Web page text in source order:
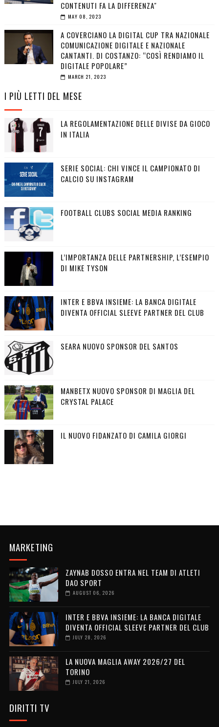
CONTENUTI FA LA DIFFERENZA"
MAY 08, 2023
A COVERCIANO LA DIGITAL CUP TRA NAZIONALE
COMUNICAZIONE DIGITALE E NAZIONALE
CANTANTI. DI COSTANZO: “COSÌ RENDIAMO IL
DIGITALE POPOLARE”
MARCH 21, 2023
I PIÙ LETTI DEL MESE
LA REGOLAMENTAZIONE DELLE DIVISE DA GIOCO
IN ITALIA
SERIE SOCIAL: CHI VINCE IL CAMPIONATO DI
CALCIO SU INSTAGRAM
FOOTBALL CLUBS SOCIAL MEDIA RANKING
L’IMPORTANZA DELLE PARTNERSHIP, L’ESEMPIO
DI MIKE TYSON
INTER E BBVA INSIEME: LA BANCA DIGITALE
DIVENTA OFFICIAL SLEEVE PARTNER DEL CLUB
SEARA NUOVO SPONSOR DEL SANTOS
MANBETX NUOVO SPONSOR DI MAGLIA DEL
CRYSTAL PALACE
IL NUOVO FIDANZATO DI CAMILA GIORGI
MARKETING
ZAYNAB DOSSO ENTRA NEL TEAM DI ATLETI
DAO SPORT
AUGUST 06, 2026
INTER E BBVA INSIEME: LA BANCA DIGITALE
DIVENTA OFFICIAL SLEEVE PARTNER DEL CLUB
JULY 28, 2026
LA NUOVA MAGLIA AWAY 2026/27 DEL
TORINO
JULY 21, 2026
DIRITTI TV